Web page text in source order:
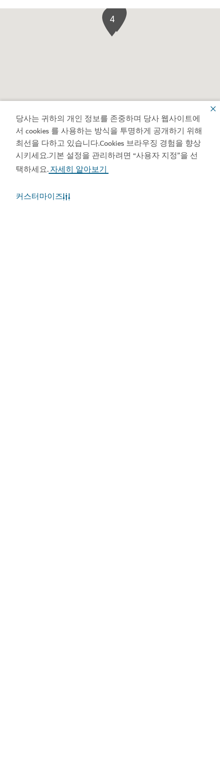
당사는 귀하의 개인 정보를 존중하며 당사 웹사이트에
서 cookies 를 사용하는 방식을 투명하게 공개하기 위해
최선을 다하고 있습니다.Cookies 브라우징 경험을 향상
시키세요.기본 설정을 관리하려면 “사용자 지정”을 선
택하세요.자세히 알아보기
커스터마이즈
1
2
4
5
6
알 카잔 공원